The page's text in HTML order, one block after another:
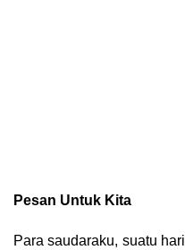
Pesan Untuk Kita
Para saudaraku, suatu